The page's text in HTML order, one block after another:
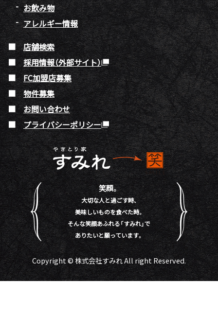
お飲み物
アレルギー情報
店舗検索
採用情報（外部サイト）
FC加盟店募集
物件募集
お問い合わせ
プライバシーポリシー
笑顔。
大切な人と過ごす時、
美味しいものを食べた時。
そんな笑顔あふれる「すみれ」で
ありたいと願っています。
Copyright © 株式会社すみれ All right Reserved.